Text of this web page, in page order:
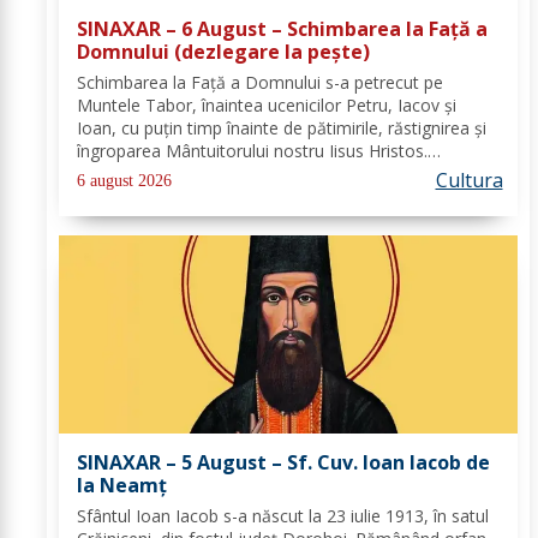
SINAXAR – 6 August – Schimbarea la Față a
Domnului (dezlegare la peşte)
Schimbarea la Față a Domnului s-a petrecut pe
Muntele Tabor, înaintea ucenicilor Petru, Iacov și
Ioan, cu puțin timp înainte de pătimirile, răstignirea și
îngroparea Mântuitorului nostru Iisus Hristos.
Urcându-Se pe munte, Hristos-Domnul S-a depărtat
puţin de ucenici şi, suindu-Se pe un loc mai...
6 august 2026 Cultura
SINAXAR – 5 August – Sf. Cuv. Ioan Iacob de
la Neamţ
Sfântul Ioan Iacob s-a născut la 23 iulie 1913, în satul